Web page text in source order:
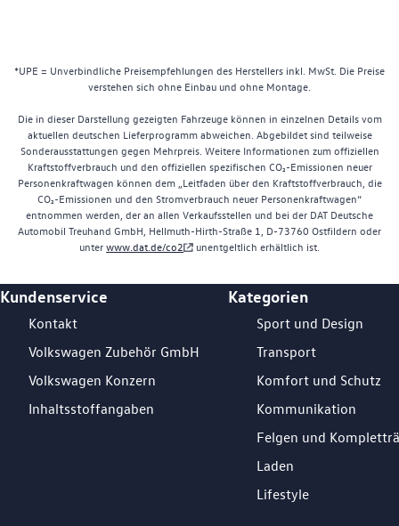
*UPE = Unverbindliche Preisempfehlungen des Herstellers inkl. MwSt. Die Preise
verstehen sich ohne Einbau und ohne Montage.
Die in dieser Darstellung gezeigten Fahrzeuge können in einzelnen Details vom
aktuellen deutschen Lieferprogramm abweichen. Abgebildet sind teilweise
Sonderausstattungen gegen Mehrpreis. Weitere Informationen zum offiziellen
Kraftstoffverbrauch und den offiziellen spezifischen CO₂-Emissionen neuer
Personenkraftwagen können dem „Leitfaden über den Kraftstoffverbrauch, die
CO₂-Emissionen und den Stromverbrauch neuer Personenkraftwagen“
entnommen werden, der an allen Verkaufsstellen und bei der DAT Deutsche
Automobil Treuhand GmbH, Hellmuth-Hirth-Straße 1, D-73760 Ostfildern oder
unterwww.dat.de/co2 unentgeltlich erhältlich ist.
Footer Teaser
Kundenservice
Kontakt
Volkswagen Zubehör GmbH
Volkswagen Konzern
Inhaltsstoffangaben
Kategorien
Sport und Design
Transport
Komfort und Schutz
Kommunikation
Felgen und
Laden
Lifestyle